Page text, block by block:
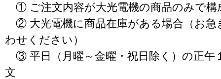
① ご注文内容が大光電機の商品のみで構
② 大光電機に商品在庫がある場合（お急
わせください）
③ 平日（月曜～金曜・祝日除く）の正午
文